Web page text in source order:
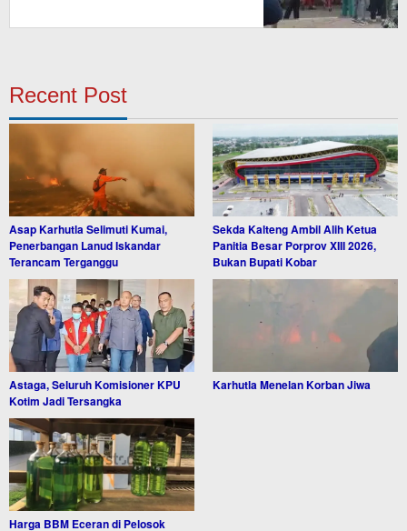
Recent Post
Asap Karhutla Selimuti Kumai,
Penerbangan Lanud Iskandar
Terancam Terganggu
Sekda Kalteng Ambil Alih Ketua
Panitia Besar Porprov XIII 2026,
Bukan Bupati Kobar
Astaga, Seluruh Komisioner KPU
Kotim Jadi Tersangka
Karhutla Menelan Korban Jiwa
Harga BBM Eceran di Pelosok